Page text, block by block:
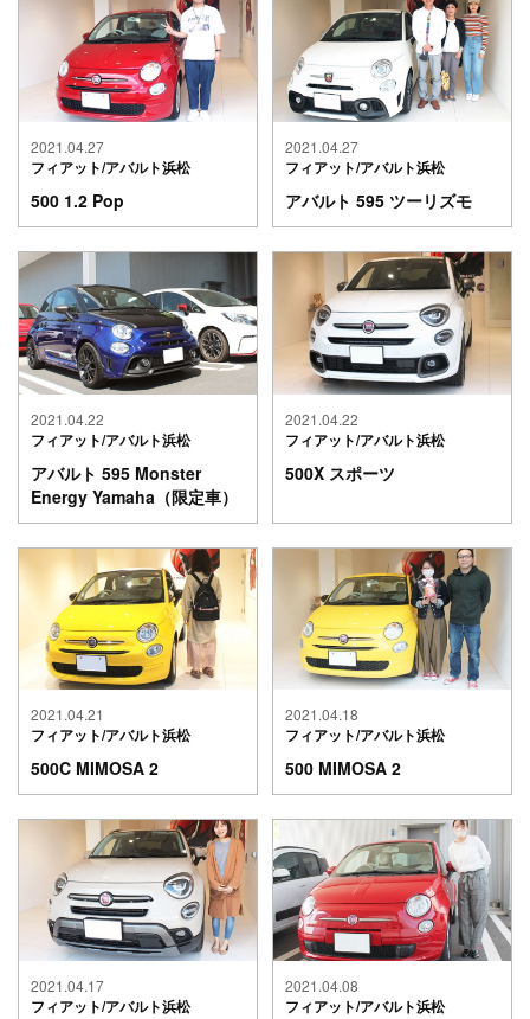
2021.04.27
フィアット/アバルト浜松
500 1.2 Pop
2021.04.27
フィアット/アバルト浜松
アバルト 595 ツーリズモ
2021.04.22
フィアット/アバルト浜松
アバルト 595 Monster
Energy Yamaha（限定車）
2021.04.22
フィアット/アバルト浜松
500X スポーツ
2021.04.21
フィアット/アバルト浜松
500C MIMOSA 2
2021.04.18
フィアット/アバルト浜松
500 MIMOSA 2
2021.04.17
フィアット/アバルト浜松
2021.04.08
フィアット/アバルト浜松